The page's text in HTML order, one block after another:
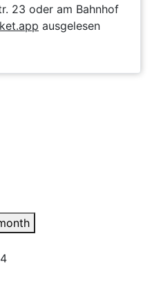
23 oder am Bahnhof
ausgelesen